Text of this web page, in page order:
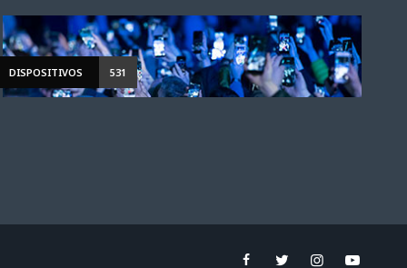
DISPOSITIVOS 531